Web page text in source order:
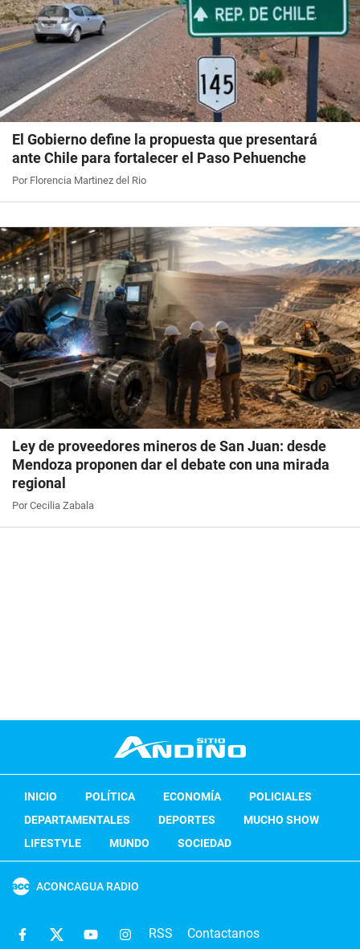
El Gobierno define la propuesta que presentará
ante Chile para fortalecer el Paso Pehuenche
Por Florencia Martinez del Rio
Ley de proveedores mineros de San Juan: desde
Mendoza proponen dar el debate con una mirada
regional
Por Cecilia Zabala
INICIO POLÍTICA ECONOMÍA
POLICIALES
DEPARTAMENTALES
DEPORTES
MUCHO SHOW
LIFESTYLE
MUNDO SOCIEDAD
ACONCAGUA RADIO
RSS Contactanos